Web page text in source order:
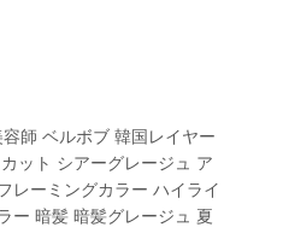
師 ベルボブ 韓国レイヤー
ット シアーグレージュ ア
レーミングカラー ハイライ
ー 暗髪 暗髪グレージュ 夏